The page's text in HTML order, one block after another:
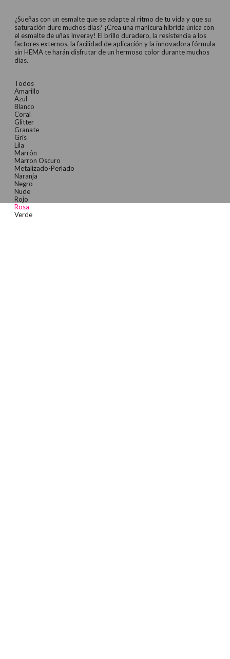
¿Sueñas con un esmalte que se adapte al ritmo de tu vida y que su
saturación dure muchos días? ¡Crea una manicura híbrida única con
el esmalte de uñas Inveray! El brillo duradero, la resistencia a los
factores externos, la facilidad de aplicación y la innovadora fórmula
sin HEMA te harán disfrutar de un hermoso color durante muchos
días.
Todos
Amarillo
Azul
Blanco
Coral
Glitter
Granate
Gris
Lila
Marrón
Marron Oscuro
Metalizado-Perlado
Naranja
Negro
Nude
Rojo
Rosa
Verde